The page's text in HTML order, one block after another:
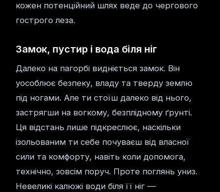
кожен потенційний шлях веде до чергового
гострого леза.
Замок, пустир і вода біля ніг
Далеко на пагорбі видніється замок. Він
уособлює безпеку, владу та тверду землю
під ногами. Але ти стоїш далеко від нього,
застрягши на вогкому, безплідному ґрунті.
Ця відстань лише підкреслює, наскільки
ізольованим ти себе почуваєш від власної
сили та комфорту, навіть коли допомога,
технічно, зовсім поруч. Проте поглянь униз.
Невеликі калюжі води біля її ніг —